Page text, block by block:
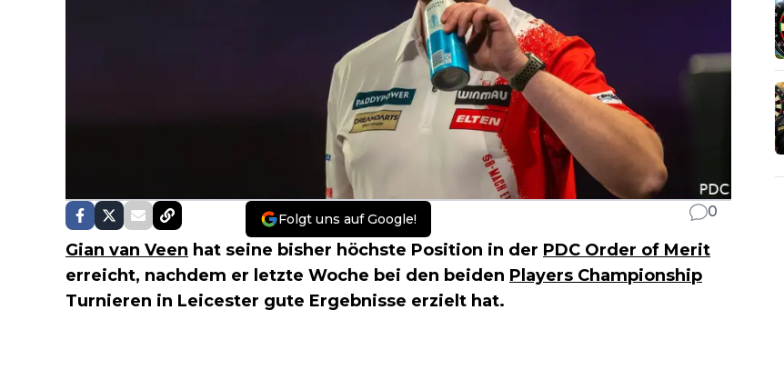
Folgt uns auf Google! 0
Gian van Veen hat seine bisher höchste Position in der PDC Order of Merit
erreicht, nachdem er letzte Woche bei den beiden Players Championship
Turnieren in Leicester gute Ergebnisse erzielt hat.